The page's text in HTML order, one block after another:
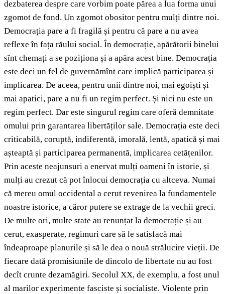
dezbaterea despre care vorbim poate părea a lua forma unui
zgomot de fond. Un zgomot obositor pentru mulți dintre noi.
Democrația pare a fi fragilă și pentru că pare a nu avea
reflexe în fața răului social. În democrație, apărătorii binelui
sînt chemați a se poziționa și a apăra acest bine. Democrația
este deci un fel de guvernămînt care implică participarea și
implicarea. De aceea, pentru unii dintre noi, mai egoiști și
mai apatici, pare a nu fi un regim perfect. Și nici nu este un
regim perfect. Dar este singurul regim care oferă demnitate
omului prin garantarea libertăților sale. Democrația este deci
criticabilă, coruptă, indiferentă, imorală, lentă, apatică și mai
așteaptă și participarea permanentă, implicarea cetățenilor.
Prin aceste neajunsuri a enervat mulți oameni în istorie, și
mulți au crezut că pot înlocui democrația cu altceva. Numai
că mereu omul occidental a cerut revenirea la fundamentele
noastre istorice, a căror putere se extrage de la vechii greci.
De multe ori, multe state au renunțat la democrație și au
cerut, exasperate, regimuri care să le satisfacă mai
îndeaproape planurile și să le dea o nouă strălucire vieții. De
fiecare dată promisiunile de dincolo de libertate nu au fost
decît crunte dezamăgiri. Secolul XX, de exemplu, a fost unul
al marilor experimente fasciste și socialiste. Violente prin